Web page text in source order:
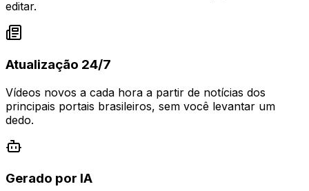
editar.
Atualização 24/7
Vídeos novos a cada hora a partir de notícias dos
principais portais brasileiros, sem você levantar um
dedo.
Gerado por IA